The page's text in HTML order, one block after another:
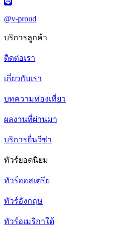
@v-proud
บริการลูกค้า
ติดต่อเรา
เกี่ยวกับเรา
บทความท่องเที่ยว
ผลงานที่ผ่านมา
บริการยื่นวีซ่า
ทัวร์ยอดนิยม
ทัวร์ออสเตรีย
ทัวร์อังกฤษ
ทัวร์อเมริกาใต้